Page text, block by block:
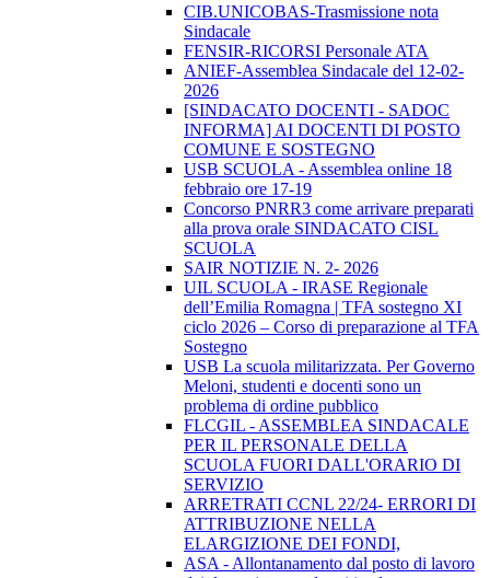
CIB.UNICOBAS-Trasmissione nota
Sindacale
FENSIR-RICORSI Personale ATA
ANIEF-Assemblea Sindacale del 12-02-
2026
[SINDACATO DOCENTI - SADOC
INFORMA] AI DOCENTI DI POSTO
COMUNE E SOSTEGNO
USB SCUOLA - Assemblea online 18
febbraio ore 17-19
Concorso PNRR3 come arrivare preparati
alla prova orale SINDACATO CISL
SCUOLA
SAIR NOTIZIE N. 2- 2026
UIL SCUOLA - IRASE Regionale
dell’Emilia Romagna | TFA sostegno XI
ciclo 2026 – Corso di preparazione al TFA
Sostegno
USB La scuola militarizzata. Per Governo
Meloni, studenti e docenti sono un
problema di ordine pubblico
FLCGIL - ASSEMBLEA SINDACALE
PER IL PERSONALE DELLA
SCUOLA FUORI DALL'ORARIO DI
SERVIZIO
ARRETRATI CCNL 22/24- ERRORI DI
ATTRIBUZIONE NELLA
ELARGIZIONE DEI FONDI,
ASA - Allontanamento dal posto di lavoro